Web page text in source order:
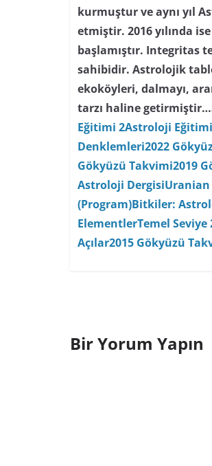
kurmuştur ve aynı yıl
etmiştir. 2016 yılında
başlamıştır. Integritas
sahibidir. Astrolojik
ekoköyleri, dalmayı,
tarzı haline getirmiştir…
Eğitimi 2Astroloji
Denklemleri2022
Gökyüzü Takvimi2019
Astroloji Dergisi
(Program)Bitkiler:
ElementlerTemel
Açılar2015 Gökyüzü
Bir Yorum Yapın